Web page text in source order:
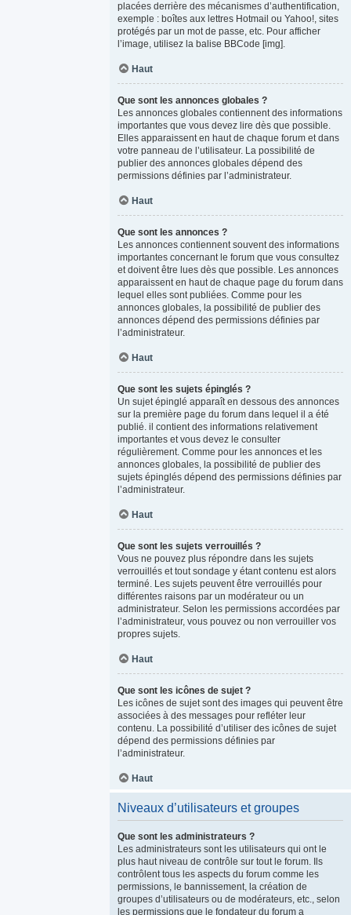
placées derrière des mécanismes d’authentification,
exemple : boîtes aux lettres Hotmail ou Yahoo!, sites
protégés par un mot de passe, etc. Pour afficher
l’image, utilisez la balise BBCode [img].
Haut
Que sont les annonces globales ?
Les annonces globales contiennent des informations
importantes que vous devez lire dès que possible.
Elles apparaissent en haut de chaque forum et dans
votre panneau de l’utilisateur. La possibilité de
publier des annonces globales dépend des
permissions définies par l’administrateur.
Haut
Que sont les annonces ?
Les annonces contiennent souvent des informations
importantes concernant le forum que vous consultez
et doivent être lues dès que possible. Les annonces
apparaissent en haut de chaque page du forum dans
lequel elles sont publiées. Comme pour les
annonces globales, la possibilité de publier des
annonces dépend des permissions définies par
l’administrateur.
Haut
Que sont les sujets épinglés ?
Un sujet épinglé apparaît en dessous des annonces
sur la première page du forum dans lequel il a été
publié. il contient des informations relativement
importantes et vous devez le consulter
régulièrement. Comme pour les annonces et les
annonces globales, la possibilité de publier des
sujets épinglés dépend des permissions définies par
l’administrateur.
Haut
Que sont les sujets verrouillés ?
Vous ne pouvez plus répondre dans les sujets
verrouillés et tout sondage y étant contenu est alors
terminé. Les sujets peuvent être verrouillés pour
différentes raisons par un modérateur ou un
administrateur. Selon les permissions accordées par
l’administrateur, vous pouvez ou non verrouiller vos
propres sujets.
Haut
Que sont les icônes de sujet ?
Les icônes de sujet sont des images qui peuvent être
associées à des messages pour refléter leur
contenu. La possibilité d’utiliser des icônes de sujet
dépend des permissions définies par
l’administrateur.
Haut
Niveaux d’utilisateurs et groupes
Que sont les administrateurs ?
Les administrateurs sont les utilisateurs qui ont le
plus haut niveau de contrôle sur tout le forum. Ils
contrôlent tous les aspects du forum comme les
permissions, le bannissement, la création de
groupes d’utilisateurs ou de modérateurs, etc., selon
les permissions que le fondateur du forum a